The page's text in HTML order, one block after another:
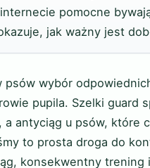
pomocne
jak ważny jest
psów wybór
pupila. Szelki guard
a antyciąg u psów, które
to prosta droga do
konsekwentny